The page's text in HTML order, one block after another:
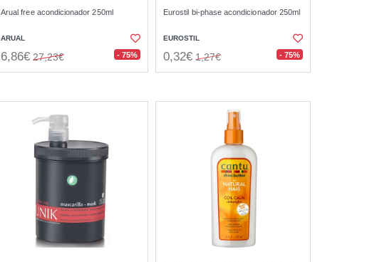
Arual free acondicionador 250ml
ARUAL
6,86€ 27,23€ - 75%
Eurostil bi-phase acondicionador 250ml
EUROSTIL
0,32€ 1,27€ - 75%